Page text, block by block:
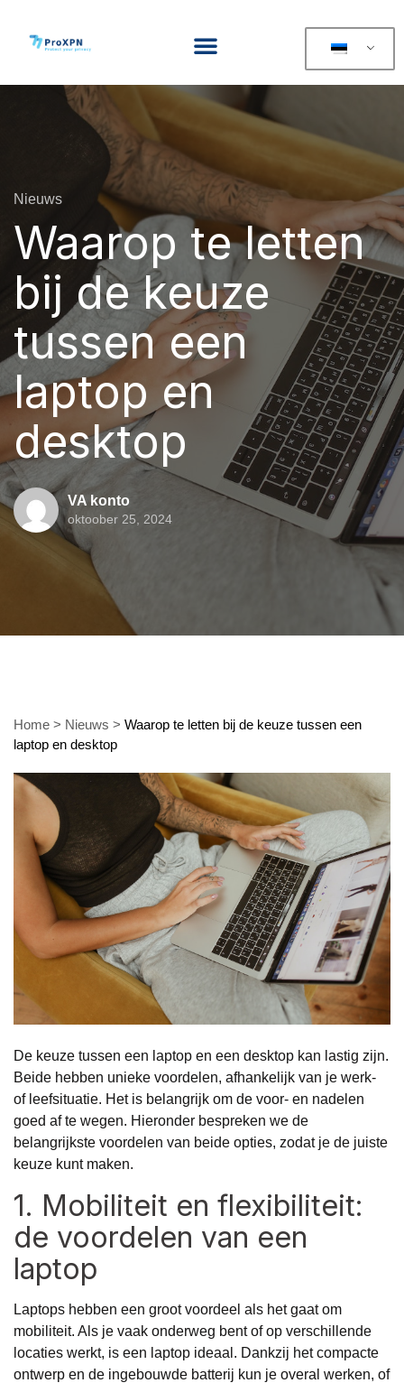
Nieuws
Waarop te letten
bij de keuze
tussen een
laptop en
desktop
VA konto
oktoober 25, 2024
Home > Nieuws > Waarop te letten bij de keuze tussen een
laptop en desktop
De keuze tussen een laptop en een desktop kan lastig zijn.
Beide hebben unieke voordelen, afhankelijk van je werk-
of leefsituatie. Het is belangrijk om de voor- en nadelen
goed af te wegen. Hieronder bespreken we de
belangrijkste voordelen van beide opties, zodat je de juiste
keuze kunt maken.
1. Mobiliteit en flexibiliteit:
de voordelen van een
laptop
Laptops hebben een groot voordeel als het gaat om
mobiliteit. Als je vaak onderweg bent of op verschillende
locaties werkt, is een laptop ideaal. Dankzij het compacte
ontwerp en de ingebouwde batterij kun je overal werken, of